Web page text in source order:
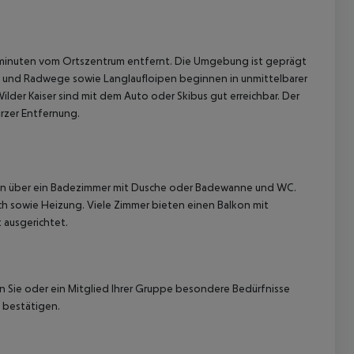
vom Ortszentrum entfernt. Die Umgebung ist geprägt
Radwege sowie Langlaufloipen beginnen in unmittelbarer
Kaiser sind mit dem Auto oder Skibus gut erreichbar. Der
Entfernung.
ein Badezimmer mit Dusche oder Badewanne und WC.
sowie Heizung. Viele Zimmer bieten einen Balkon mit
oder ein Mitglied Ihrer Gruppe besondere Bedürfnisse
bestätigen.